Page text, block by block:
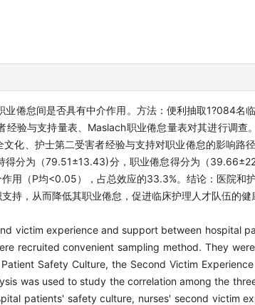
倦怠间是否具有中介作用。方法：便利抽取1?084名
验与支持量表、Maslach职业倦怠量表对其进行调查
化、护士第二受害者经验与支持对职业倦怠的影响路
分为（79.51±13.43)分，职业倦怠得分为（
用（P均<0.05），占总效应的33.3%。结论：医院和
持，从而降低其职业倦怠，促进临床护理人才队伍的健
victim experience and support between hospital
recruited convenient sampling method. They
Safety Culture, the Second Victim
was used to study the correlation among the
patients' safety culture, nurses' second victim